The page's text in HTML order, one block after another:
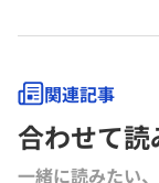
関連記事
合わせて読
一緒に読みたい